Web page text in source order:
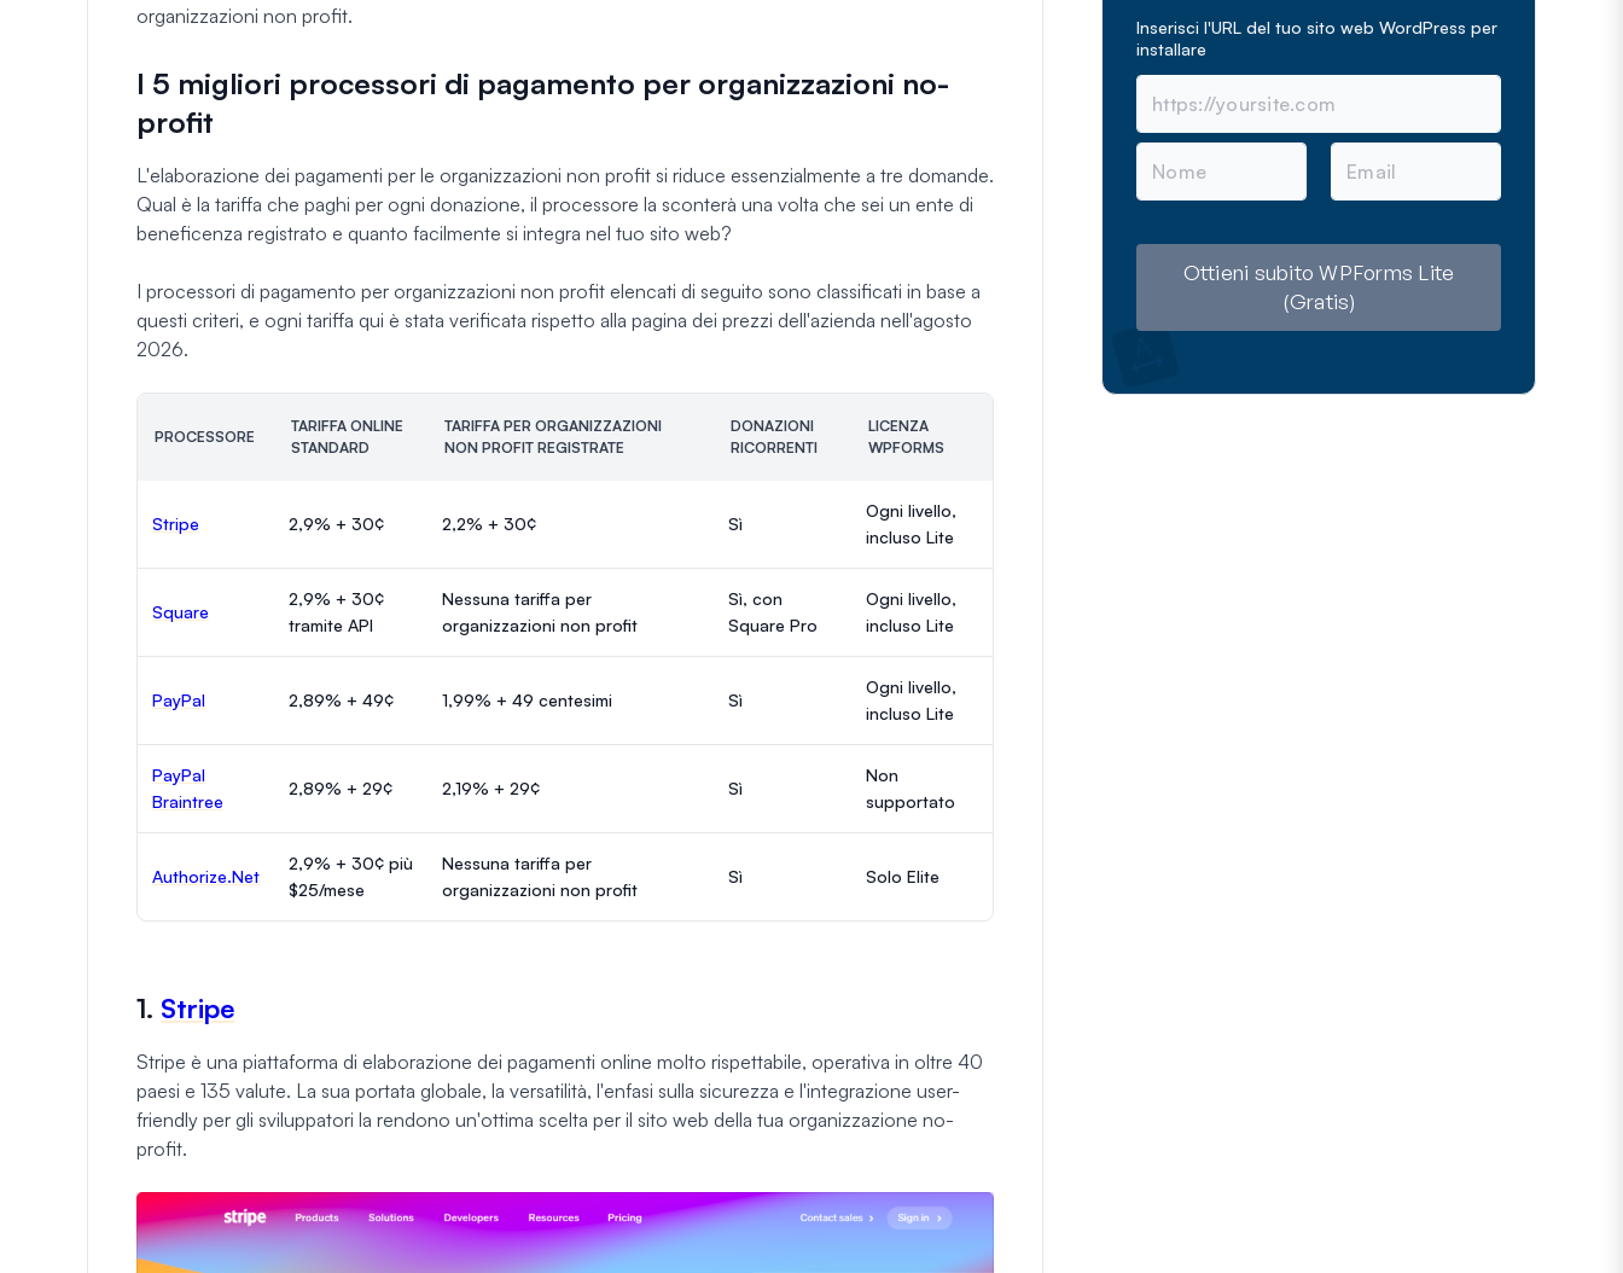
organizzazioni non profit.
I 5 migliori processori di pagamento per organizzazioni no-
profit
L'elaborazione dei pagamenti per le organizzazioni non profit si riduce essenzialmente a tre domande.
Qual è la tariffa che paghi per ogni donazione, il processore la sconterà una volta che sei un ente di
beneficenza registrato e quanto facilmente si integra nel tuo sito web?
I processori di pagamento per organizzazioni non profit elencati di seguito sono classificati in base a
questi criteri, e ogni tariffa qui è stata verificata rispetto alla pagina dei prezzi dell'azienda nell'agosto
2026.
PROCESSORE
TARIFFA ONLINE
STANDARD
TARIFFA PER ORGANIZZAZIONI
NON PROFIT REGISTRATE
DONAZIONI
RICORRENTI
LICENZA
WPFORMS
Stripe 2,9% + 30¢ 2,2% + 30¢ Sì
Ogni livello,
incluso Lite
Square
2,9% + 30¢
tramite API
Nessuna tariffa per
organizzazioni non profit
Sì, con
Square Pro
Ogni livello,
incluso Lite
PayPal 2,89% + 49¢ 1,99% + 49 centesimi Sì
Ogni livello,
incluso Lite
PayPal
Braintree
2,89% + 29¢ 2,19% + 29¢ Sì
Non
supportato
Authorize.Net
2,9% + 30¢ più
$25/mese
Nessuna tariffa per
organizzazioni non profit
Sì Solo Elite
1. Stripe
Stripe è una piattaforma di elaborazione dei pagamenti online molto rispettabile, operativa in oltre 40
paesi e 135 valute. La sua portata globale, la versatilità, l'enfasi sulla sicurezza e l'integrazione user-
friendly per gli sviluppatori la rendono un'ottima scelta per il sito web della tua organizzazione no-
profit.
Inserisci l'URL del tuo sito web WordPress per
installare
N
m
E
a
Ottieni subito WPForms Lite
(Gratis)